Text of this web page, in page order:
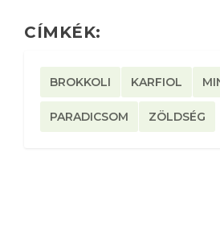
CÍMKÉK:
BROKKOLI KARFIOL
PARADICSOM ZÖLDSÉG